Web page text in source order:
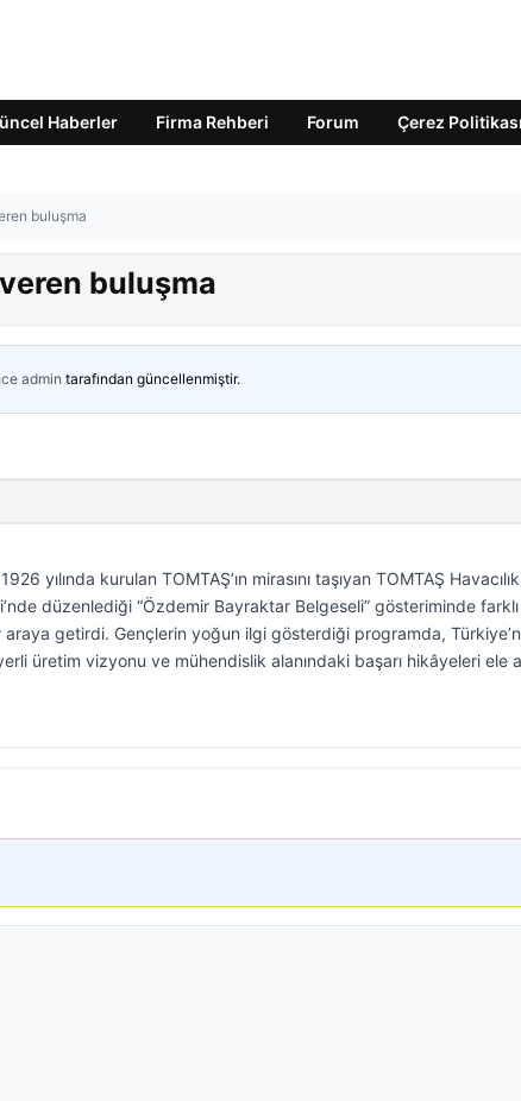
Haberler Firma Rehberi Forum Çerez Politikası
buluşma
buluşma
admin tarafından güncellenmiştir.
yılında kurulan TOMTAŞ’ın mirasını taşıyan TOMTAŞ
düzenlediği “Özdemir Bayraktar Belgeseli” gösteriminde farklı
araya getirdi. Gençlerin yoğun ilgi gösterdiği programda,
üretim vizyonu ve mühendislik alanındaki başarı hikâyeleri ele